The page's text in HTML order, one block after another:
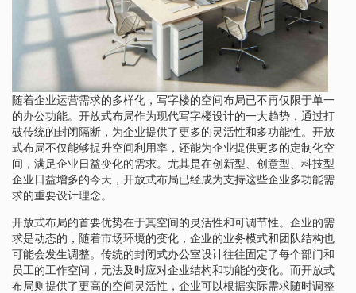
随着企业运营需求的多样化，写字楼的空间布局已不再仅限于单一
的办公功能。开放式布局作为现代写字楼设计的一大趋势，通过打
破传统的封闭隔断，为企业提供了更多的灵活性和多功能性。开放
式布局不仅能够提升空间利用率，还能为企业提供更多的定制化空
间，满足企业日益变化的需求。尤其是在创新型、创意型、科技型
企业日益增多的今天，开放式布局已经成为支持这些企业多功能需
求的重要设计理念。
开放式布局的首要优势在于其空间的灵活性和可调节性。企业的需
求是动态的，随着市场环境的变化，企业的业务模式和团队结构也
可能会发生调整。传统的封闭式办公室设计往往固定了每个部门和
员工的工作空间，无法及时应对企业结构和功能的变化。而开放式
布局则提供了更高的空间灵活性，企业可以根据实际需求随时调整